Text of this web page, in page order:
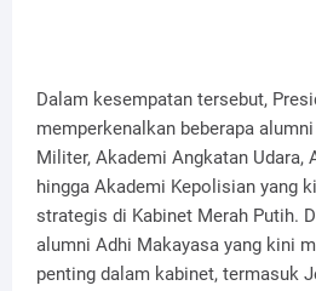
Dalam kesempatan tersebut,
memperkenalkan beberapa
Militer, Akademi Angkatan Udara,
hingga Akademi Kepolisian yang
strategis di Kabinet Merah Putih.
alumni Adhi Makayasa yang kini
penting dalam kabinet, termasuk